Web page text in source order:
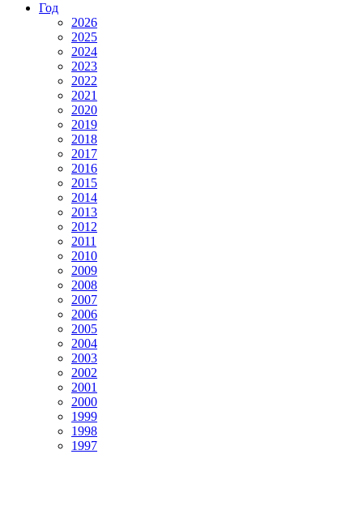
Год
2026
2025
2024
2023
2022
2021
2020
2019
2018
2017
2016
2015
2014
2013
2012
2011
2010
2009
2008
2007
2006
2005
2004
2003
2002
2001
2000
1999
1998
1997